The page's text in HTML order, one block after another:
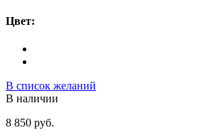
Цвет:
В список желаний
В наличии
8 850 руб.